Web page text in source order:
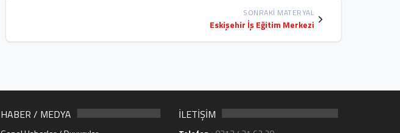
SONRAKI MATERYAL
Eskişehir İş Eğitim Merkezi
HABER / MEDYA İLETİŞİM